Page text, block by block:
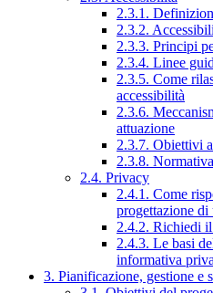
2.3.1.
2.3.2.
2.3.3. Principi
2.3.4. Linee
2.3.5. Come
accessibilità
2.3.6.
attuazione
2.3.7. Obiettivi
2.3.8.
2.4. Privacy
2.4.1. Come
progettazione
2.4.2. Richiedi il
2.4.3. Le basi
informativa
3. Pianificazione, gestione e